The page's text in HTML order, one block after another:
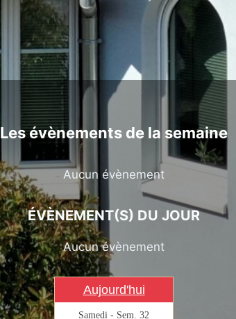
Les évènements de la semaine
Aucun évènement
ÉVÈNEMENT(S) DU JOUR
Aucun évènement
Aujourd'hui
Samedi - Sem. 32